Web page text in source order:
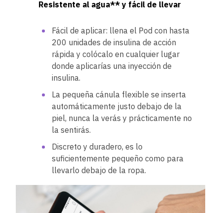
Resistente al agua** y fácil de llevar
Fácil de aplicar: llena el Pod con hasta
200 unidades de insulina de acción
rápida y colócalo en cualquier lugar
donde aplicarías una inyección de
insulina.
La pequeña cánula flexible se inserta
automáticamente justo debajo de la
piel, nunca la verás y prácticamente no
la sentirás.
Discreto y duradero, es lo
suficientemente pequeño como para
llevarlo debajo de la ropa.